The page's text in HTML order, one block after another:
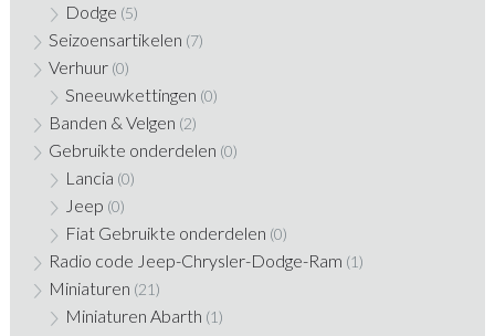
Dodge (5)
Seizoensartikelen (7)
Verhuur (0)
Sneeuwkettingen (0)
Banden & Velgen (2)
Gebruikte onderdelen (0)
Lancia (0)
Jeep (0)
Fiat Gebruikte onderdelen (0)
Radio code Jeep-Chrysler-Dodge-Ram (1)
Miniaturen (21)
Miniaturen Abarth (1)